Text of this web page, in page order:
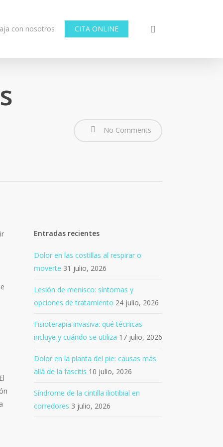
con nosotros CITA ONLINE
No Comments
Entradas recientes
Dolor en las costillas al respirar o
moverte 31 julio, 2026
Lesión de menisco: síntomas y
opciones de tratamiento 24 julio, 2026
Fisioterapia invasiva: qué técnicas
incluye y cuándo se utiliza 17 julio, 2026
Dolor en la planta del pie: causas más
allá de la fascitis 10 julio, 2026
Síndrome de la cintilla iliotibial en
corredores 3 julio, 2026